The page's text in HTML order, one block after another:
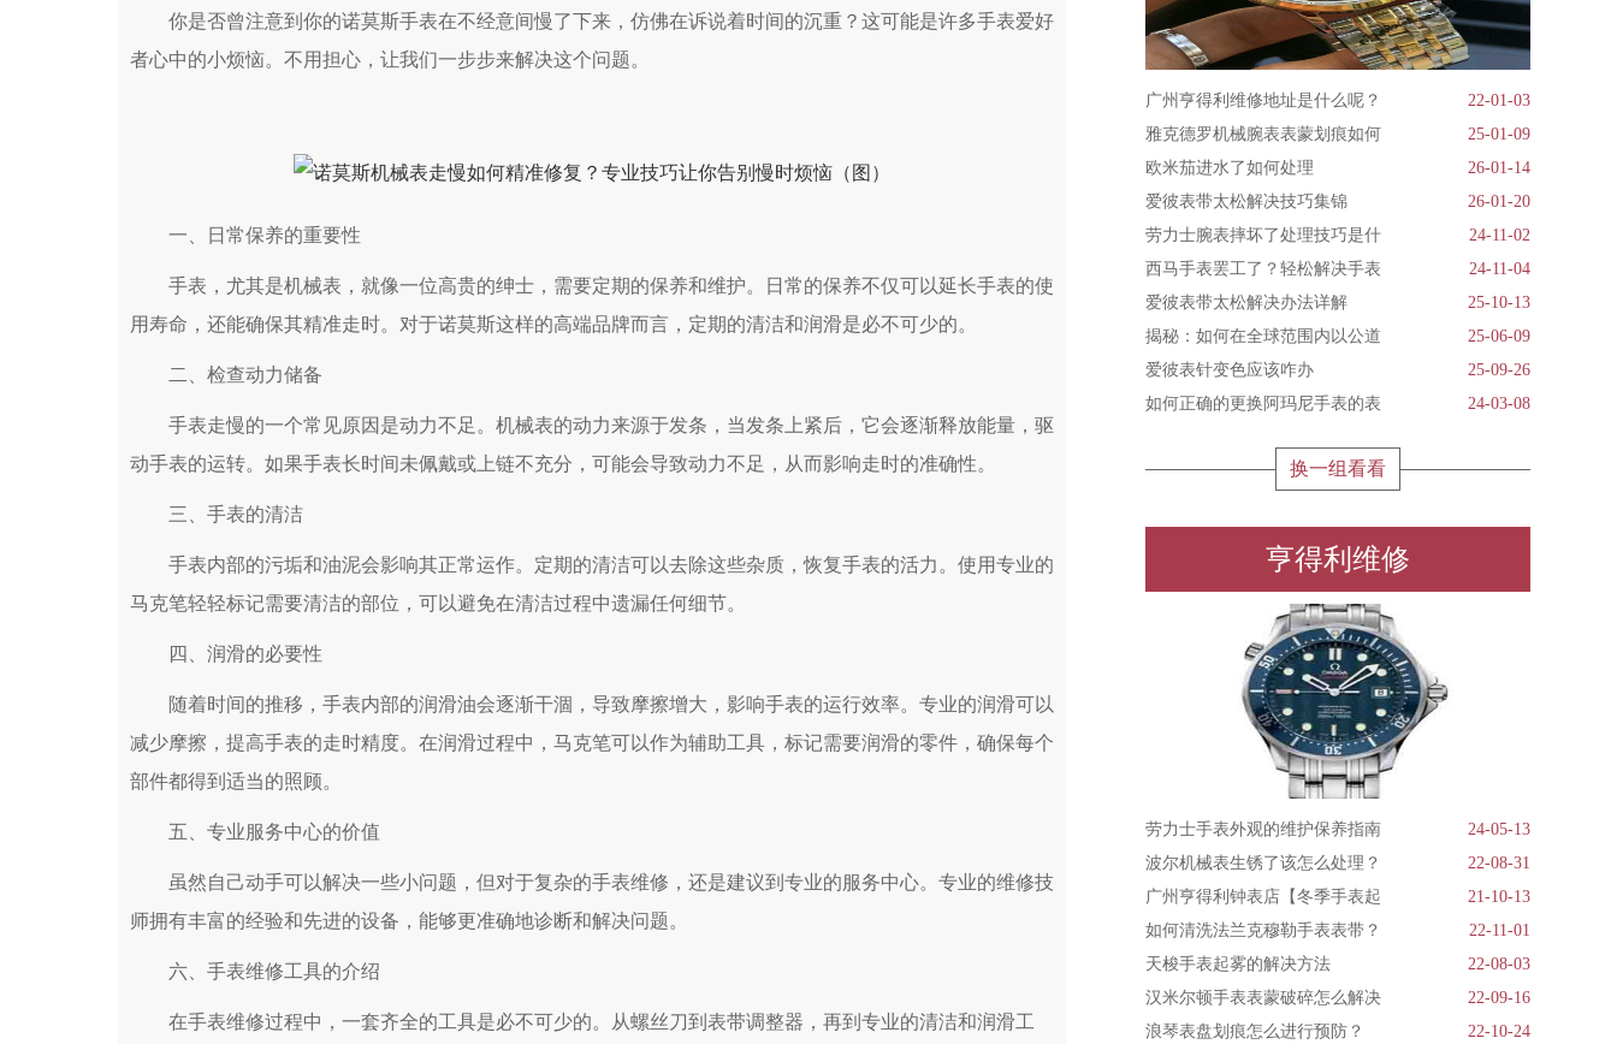
你是否曾注意到你的诺莫斯手表在不经意间慢了下来，仿佛在诉说着时间的沉重？这可能是许多手表爱好
者心中的小烦恼。不用担心，让我们一步步来解决这个问题。
一、日常保养的重要性
手表，尤其是机械表，就像一位高贵的绅士，需要定期的保养和维护。日常的保养不仅可以延长手表的使
用寿命，还能确保其精准走时。对于诺莫斯这样的高端品牌而言，定期的清洁和润滑是必不可少的。
二、检查动力储备
手表走慢的一个常见原因是动力不足。机械表的动力来源于发条，当发条上紧后，它会逐渐释放能量，驱
动手表的运转。如果手表长时间未佩戴或上链不充分，可能会导致动力不足，从而影响走时的准确性。
三、手表的清洁
手表内部的污垢和油泥会影响其正常运作。定期的清洁可以去除这些杂质，恢复手表的活力。使用专业的
马克笔轻轻标记需要清洁的部位，可以避免在清洁过程中遗漏任何细节。
四、润滑的必要性
随着时间的推移，手表内部的润滑油会逐渐干涸，导致摩擦增大，影响手表的运行效率。专业的润滑可以
减少摩擦，提高手表的走时精度。在润滑过程中，马克笔可以作为辅助工具，标记需要润滑的零件，确保每个
部件都得到适当的照顾。
五、专业服务中心的价值
虽然自己动手可以解决一些小问题，但对于复杂的手表维修，还是建议到专业的服务中心。专业的维修技
师拥有丰富的经验和先进的设备，能够更准确地诊断和解决问题。
六、手表维修工具的介绍
在手表维修过程中，一套齐全的工具是必不可少的。从螺丝刀到表带调整器，再到专业的清洁和润滑工
广州亨得利维修地址是什么呢？
22-01-03
雅克德罗机械腕表表蒙划痕如何
25-01-09
欧米茄进水了如何处理
26-01-14
爱彼表带太松解决技巧集锦
26-01-20
劳力士腕表摔坏了处理技巧是什
24-11-02
西马手表罢工了？轻松解决手表
24-11-04
爱彼表带太松解决办法详解
25-10-13
揭秘：如何在全球范围内以公道
25-06-09
爱彼表针变色应该咋办
25-09-26
如何正确的更换阿玛尼手表的表
24-03-08
换一组看看
亨得利维修
劳力士手表外观的维护保养指南
24-05-13
波尔机械表生锈了该怎么处理？
22-08-31
广州亨得利钟表店【冬季手表起
21-10-13
如何清洗法兰克穆勒手表表带？
22-11-01
天梭手表起雾的解决方法
22-08-03
汉米尔顿手表表蒙破碎怎么解决
22-09-16
浪琴表盘划痕怎么进行预防？
22-10-24